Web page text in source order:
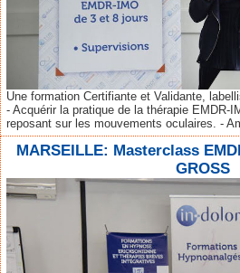
Une formation Certifiante et Validante,
- Acquérir la pratique de la thérapie EMDR-
reposant sur les mouvements oculaires. -
MARSEILLE: Masterclass
GROSS